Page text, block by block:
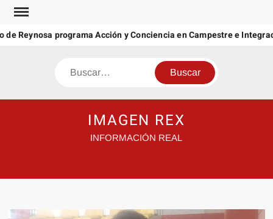
Saltar
contenido
Reynosa programa Acción y Conciencia en Campestre e
Buscar
IMAGEN REX
INFORMACIÓN REAL